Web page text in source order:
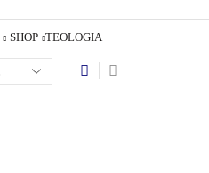
SHOP TEOLOGIA